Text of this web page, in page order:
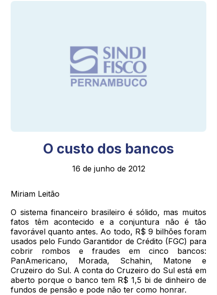
O custo dos bancos
16 de junho de 2012
Miriam Leitão
O sistema financeiro brasileiro é sólido, mas muitos
fatos têm acontecido e a conjuntura não é tão
favorável quanto antes. Ao todo, R$ 9 bilhões foram
usados pelo Fundo Garantidor de Crédito (FGC) para
cobrir rombos e fraudes em cinco bancos:
PanAmericano, Morada, Schahin, Matone e
Cruzeiro do Sul. A conta do Cruzeiro do Sul está em
aberto porque o banco tem R$ 1,5 bi de dinheiro de
fundos de pensão e pode não ter como honrar.